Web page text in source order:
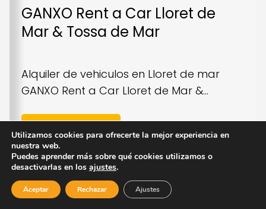
GANXO Rent a Car Lloret de
Mar & Tossa de Mar
Alquiler de vehiculos en Lloret de mar
GANXO Rent a Car Lloret de Mar &...
Ver Empresa
Utilizamos cookies para ofrecerte la mejor experiencia en
nuestra web.
Puedes aprender más sobre qué cookies utilizamos o
desactivarlas en los ajustes.
Aceptar Rechazar Ajustes